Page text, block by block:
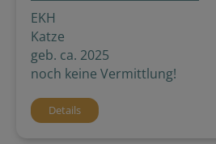
EKH
Katze
geb. ca. 2025
noch keine Vermittlung!
Details